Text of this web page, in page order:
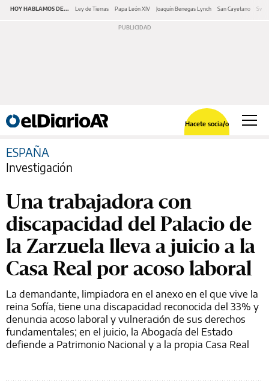
HOY HABLAMOS DE... Ley de Tierras Papa León XIV Joaquín Benegas Lynch San Cayetano
Hacete socia/o
ESPAÑA
Investigación
Una trabajadora con
discapacidad del Palacio de
la Zarzuela lleva a juicio a la
Casa Real por acoso laboral
La demandante, limpiadora en el anexo en el que vive la
reina Sofía, tiene una discapacidad reconocida del 33% y
denuncia acoso laboral y vulneración de sus derechos
fundamentales; en el juicio, la Abogacía del Estado
defiende a Patrimonio Nacional y a la propia Casa Real